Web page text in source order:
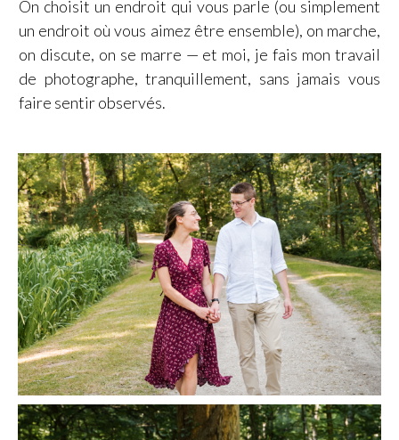
On choisit un endroit qui vous parle (ou simplement
un endroit où vous aimez être ensemble), on marche,
on discute, on se marre — et moi, je fais mon travail
de photographe, tranquillement, sans jamais vous
faire sentir observés.